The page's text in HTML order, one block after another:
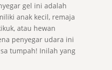
gel ini adalah
anak kecil, remaja
atau hewan
penyegar udara ini
tumpah! Inilah yang